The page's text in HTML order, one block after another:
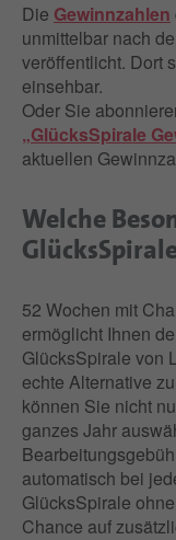
Die Gewinnzahlen
unmittelbar nach
veröffentlicht. Dort
einsehbar.
Oder Sie
„GlücksSpirale
aktuellen
Welche
52 Wochen mit
ermöglicht Ihnen
GlücksSpirale von
echte Alternative
können Sie nicht
ganzes Jahr
automatisch bei
GlücksSpirale
Chance auf